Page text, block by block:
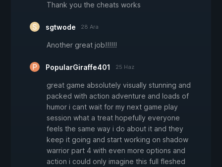
Thank you the cheats works
sgtwode 28 Ara
Another great job!!!!!!
PopularGiraffe401 25 Haz
great game absolutely visually stunning and
packed with action adventure and loads of
humor i cant wait for my next game play
session what a treat hopefully everyone
feels the same way i do about it and they
keep it going and start working on shadow
warrior part 4 with even more options and
action i could only imagine this full fleshed